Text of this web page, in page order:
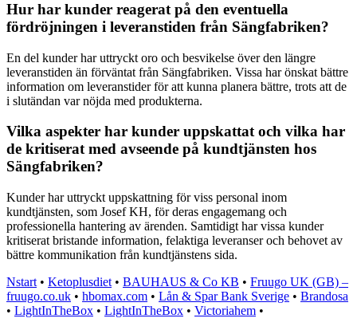
Hur har kunder reagerat på den eventuella
fördröjningen i leveranstiden från Sängfabriken?
En del kunder har uttryckt oro och besvikelse över den längre
leveranstiden än förväntat från Sängfabriken. Vissa har önskat bättre
information om leveranstider för att kunna planera bättre, trots att de
i slutändan var nöjda med produkterna.
Vilka aspekter har kunder uppskattat och vilka har
de kritiserat med avseende på kundtjänsten hos
Sängfabriken?
Kunder har uttryckt uppskattning för viss personal inom
kundtjänsten, som Josef KH, för deras engagemang och
professionella hantering av ärenden. Samtidigt har vissa kunder
kritiserat bristande information, felaktiga leveranser och behovet av
bättre kommunikation från kundtjänstens sida.
Nstart • Ketoplusdiet • BAUHAUS & Co KB • Fruugo UK (GB) –
fruugo.co.uk • hbomax.com • Lån & Spar Bank Sverige • Brandosa
• LightInTheBox • LightInTheBox • Victoriahem •